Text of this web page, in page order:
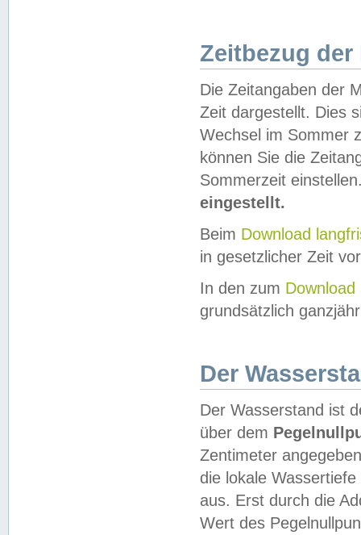
Zeitbezug der
Die Zeitangaben der
Zeit dargestellt. Dies
Wechsel im Sommer
können Sie die
Sommerzeit
eingestellt.
Beim Download
in gesetzlicher Zeit
In den zum Download
grundsätzlich
Der
Der Wasserstand ist
über dem
Zentimeter
die lokale
aus. Erst durch die
Wert des